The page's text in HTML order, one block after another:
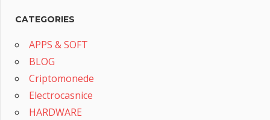
CATEGORIES
APPS & SOFT
BLOG
Criptomonede
Electrocasnice
HARDWARE